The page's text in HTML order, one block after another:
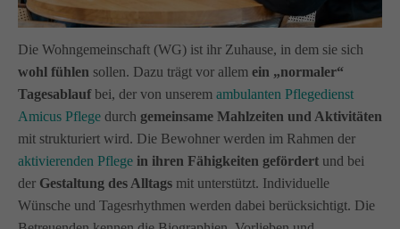
Die Wohngemeinschaft (WG) ist ihr Zuhause, in dem sie sich
wohl fühlen sollen. Dazu trägt vor allem ein „normaler“
Tagesablaufbei, der von unserem ambulanten Pflegedienst
Amicus Pflege durch gemeinsame Mahlzeiten und Aktivitäten
mit strukturiert wird. Die Bewohner werden im Rahmen der
aktivierenden Pflege in ihren Fähigkeiten gefördert und bei
der Gestaltung des Alltags mit unterstützt. Individuelle
Wünsche und Tagesrhythmen werden dabei berücksichtigt. Die